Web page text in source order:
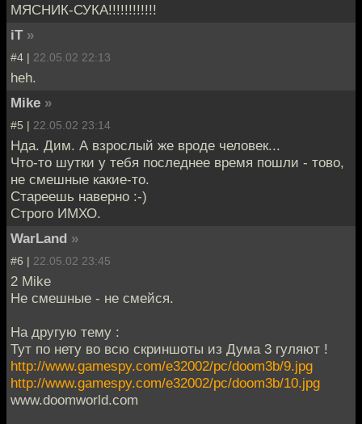
МЯСНИК-СУКА!!!!!!!!!!!!
iT »
#4 | 22.05.02 22:13
heh.
Mike »
#5 | 22.05.02 23:14
Нда. Дим. А взрослый же вроде человек...
Что-то шутки у тебя последнее время пошли - тово,
не смешные какие-то.
Стареешь наверно :-)
Строго ИМХО.
WarLand »
#6 | 22.05.02 23:45
2 Mike
Не смешные - не смейся.
На другую тему :
Тут по нету во всю скриншоты из Дума 3 гуляют !
http://www.gamespy.com/e32002/pc/doom3b/9.jpg
http://www.gamespy.com/e32002/pc/doom3b/10.jpg
www.doomworld.com